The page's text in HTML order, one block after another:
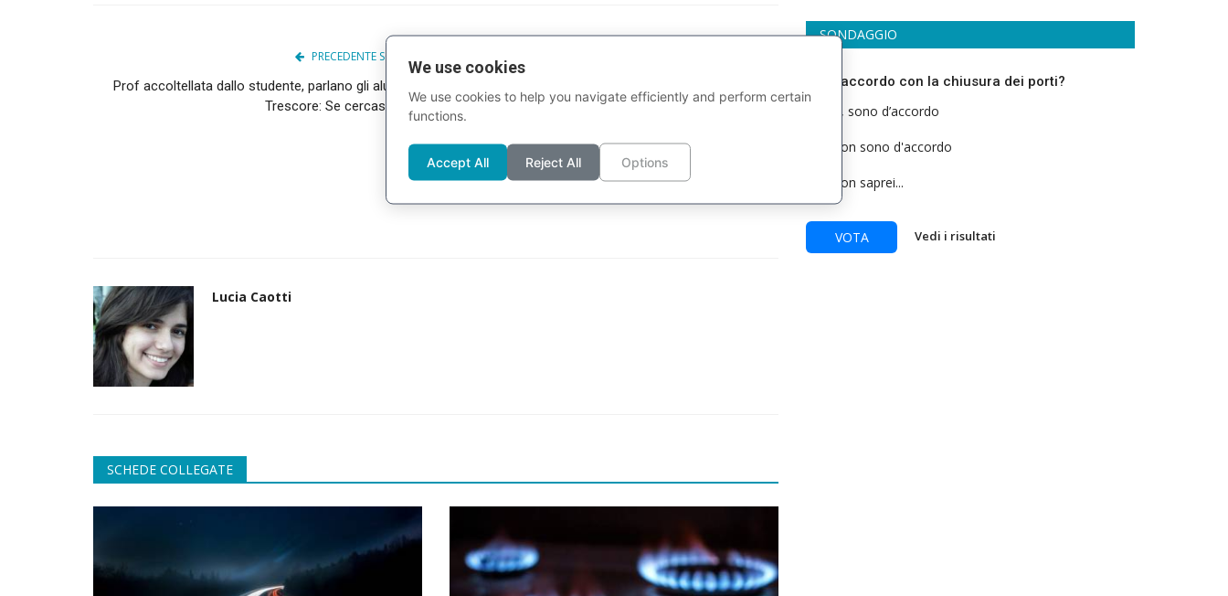
PRECEDENTE SCHEDA
Prof accoltellata dallo studente, parlano gli alunni di
Trescore: Se cercassero...
secolo: le prime foto di Artemis II
Lucia Caotti
SCHEDE COLLEGATE
SONDAGGIO
Sei d’accordo con la chiusura dei porti?
Si, sono d’accordo
Non sono d'accordo
Non saprei...
VOTA Vedi i risultati
We use cookies
We use cookies to help you navigate efficiently and perform certain
functions.
Accept All Reject All Options